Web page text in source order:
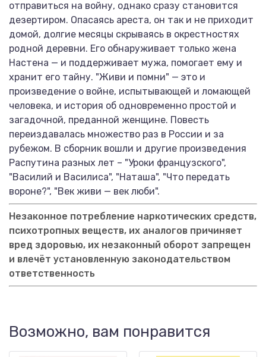
отправиться на войну, однако сразу становится
дезертиром. Опасаясь ареста, он так и не приходит
домой, долгие месяцы скрываясь в окрестностях
родной деревни. Его обнаруживает только жена
Настена — и поддерживает мужа, помогает ему и
хранит его тайну. "Живи и помни" — это и
произведение о войне, испытывающей и ломающей
человека, и история об одновременно простой и
загадочной, преданной женщине. Повесть
переиздавалась множество раз в России и за
рубежом. В сборник вошли и другие произведения
Распутина разных лет – "Уроки французского",
"Василий и Василиса", "Наташа", "Что передать
вороне?", "Век живи — век люби".
Незаконное потребление наркотических средств,
психотропных веществ, их аналогов причиняет
вред здоровью, их незаконный оборот запрещен
и влечёт установленную законодательством
ответственность
Возможно, вам понравится